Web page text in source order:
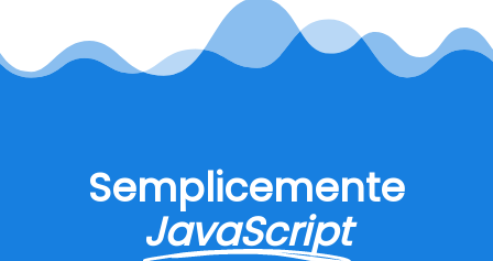
Semplicemente
JavaScript